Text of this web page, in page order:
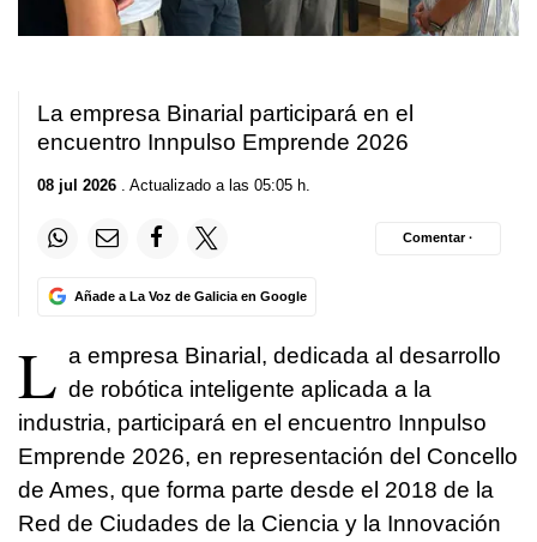
La empresa Binarial participará en el
encuentro Innpulso Emprende 2026
08 jul 2026 . Actualizado a las 05:05 h.
Añade a La Voz de Galicia en Google
Comentar ·
L a empresa Binarial, dedicada al desarrollo
de robótica inteligente aplicada a la
industria, participará en el encuentro Innpulso
Emprende 2026, en representación del Concello
de Ames, que forma parte desde el 2018 de la
Red de Ciudades de la Ciencia y la Innovación